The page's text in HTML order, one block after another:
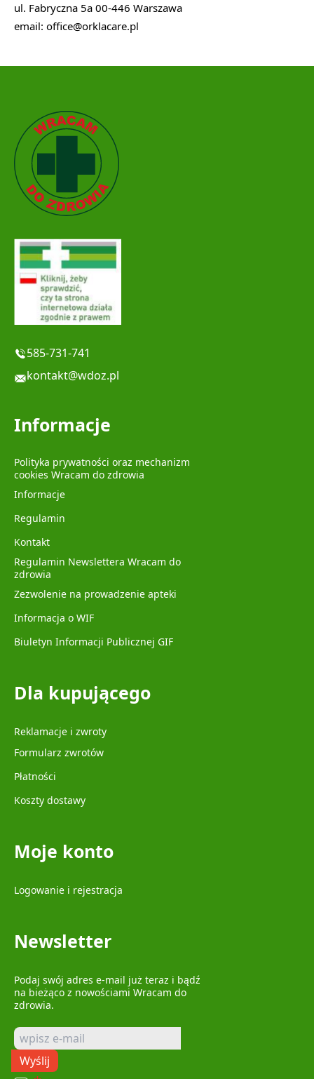
ul. Fabryczna 5a 00-446 Warszawa
email: office@orklacare.pl
585-731-741
kontakt@wdoz.pl
Informacje
Polityka prywatności oraz mechanizm
cookies Wracam do zdrowia
Informacje
Regulamin
Kontakt
Regulamin Newslettera Wracam do
zdrowia
Zezwolenie na prowadzenie apteki
Informacja o WIF
Biuletyn Informacji Publicznej GIF
Dla kupującego
Reklamacje i zwroty
Formularz zwrotów
Płatności
Koszty dostawy
Moje konto
Logowanie i rejestracja
Newsletter
Podaj swój adres e-mail już teraz i bądź
na bieżąco z nowościami Wracam do
zdrowia.
Wyślij